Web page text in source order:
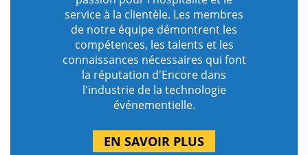
service à la clientèle. Les membres
de notre équipe démontrent les
compétences, les talents et les
connaissances nécessaires qui font
la réputation d'Encore dans
l'industrie de la technologie
événementielle.
EN SAVOIR PLUS